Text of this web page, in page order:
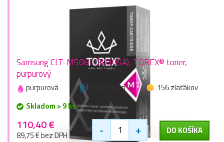
Samsung CLT-M506L (SU305A), TOREX® toner,
purpurový
purpurová 3500 stran
156 zlaťákov
Skladom > 9 ks
110,40 €
89,75 € bez DPH - + DO KOŠÍKA